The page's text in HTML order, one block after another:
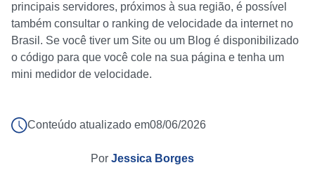
principais servidores, próximos à sua região, é possível
também consultar o ranking de velocidade da internet no
Brasil. Se você tiver um Site ou um Blog é disponibilizado
o código para que você cole na sua página e tenha um
mini medidor de velocidade.
Conteúdo atualizado em08/06/2026
Por Jessica Borges